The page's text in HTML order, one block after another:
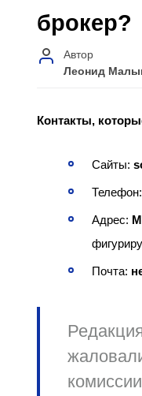
брокер?
Автор
Леонид
Контакты,
Сайты:
Телефон:
Адрес:
Почта: